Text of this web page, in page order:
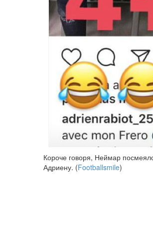
Короче говоря, Неймар
Адриену. (Footballsmile)